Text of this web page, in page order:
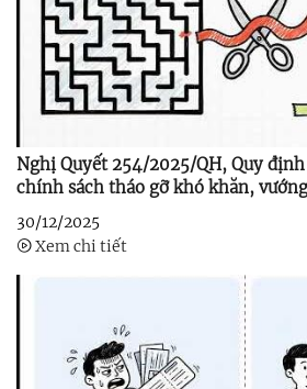
Nghị Quyết 254/2025/QH, Quy
chính sách tháo gỡ khó khăn,
thi hành Luật Đất đai
30/12/2025
Xem chi tiết